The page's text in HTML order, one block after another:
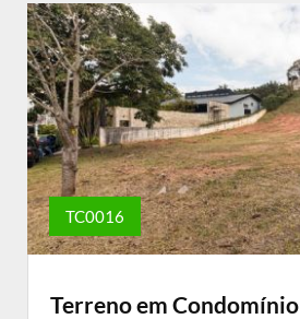
TC0016
Terreno em Condomínio